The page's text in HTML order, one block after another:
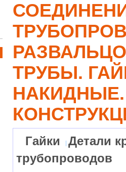
ТРУБЫ.
НАКИДНЫЕ.
Гайки
Детали
трубопроводов